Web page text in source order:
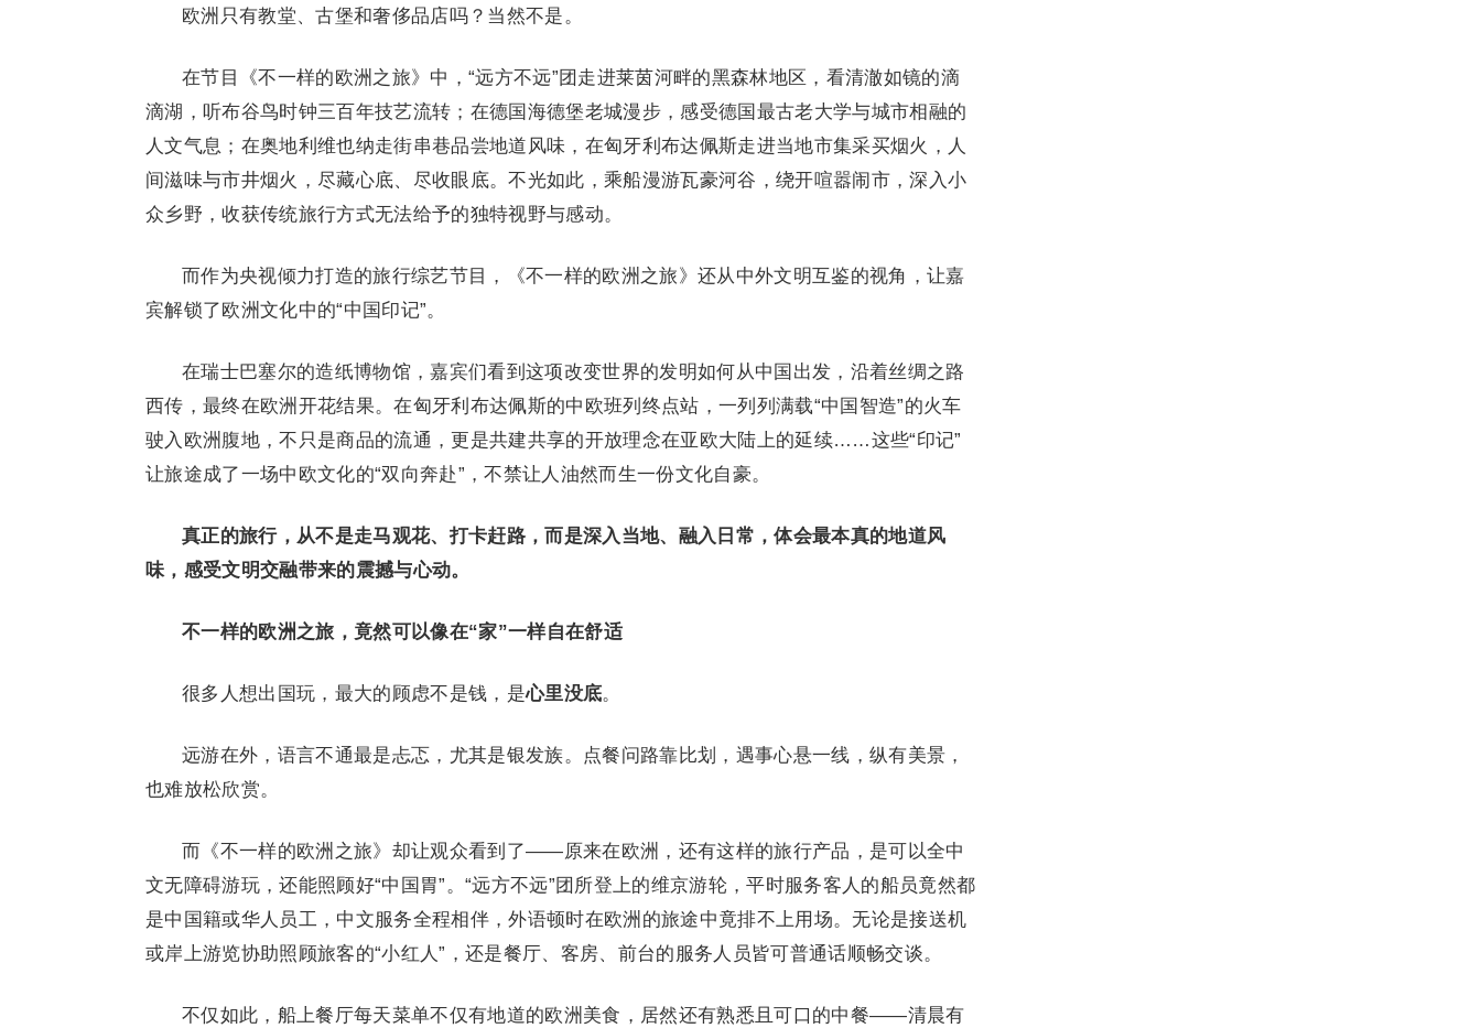
欧洲只有教堂、古堡和奢侈品店吗？当然不是。
在节目《不一样的欧洲之旅》中，“远方不远”团走进莱茵河畔的黑森林地区，看清澈如镜的滴
滴湖，听布谷鸟时钟三百年技艺流转；在德国海德堡老城漫步，感受德国最古老大学与城市相融的
人文气息；在奥地利维也纳走街串巷品尝地道风味，在匈牙利布达佩斯走进当地市集采买烟火，人
间滋味与市井烟火，尽藏心底、尽收眼底。不光如此，乘船漫游瓦豪河谷，绕开喧嚣闹市，深入小
众乡野，收获传统旅行方式无法给予的独特视野与感动。
而作为央视倾力打造的旅行综艺节目，《不一样的欧洲之旅》还从中外文明互鉴的视角，让嘉
宾解锁了欧洲文化中的“中国印记”。
在瑞士巴塞尔的造纸博物馆，嘉宾们看到这项改变世界的发明如何从中国出发，沿着丝绸之路
西传，最终在欧洲开花结果。在匈牙利布达佩斯的中欧班列终点站，一列列满载“中国智造”的火车
驶入欧洲腹地，不只是商品的流通，更是共建共享的开放理念在亚欧大陆上的延续……这些“印记”
让旅途成了一场中欧文化的“双向奔赴”，不禁让人油然而生一份文化自豪。
真正的旅行，从不是走马观花、打卡赶路，而是深入当地、融入日常，体会最本真的地道风
味，感受文明交融带来的震撼与心动。
不一样的欧洲之旅，竟然可以像在“家”一样自在舒适
很多人想出国玩，最大的顾虑不是钱，是心里没底。
远游在外，语言不通最是忐忑，尤其是银发族。点餐问路靠比划，遇事心悬一线，纵有美景，
也难放松欣赏。
而《不一样的欧洲之旅》却让观众看到了——原来在欧洲，还有这样的旅行产品，是可以全中
文无障碍游玩，还能照顾好“中国胃”。“远方不远”团所登上的维京游轮，平时服务客人的船员竟然都
是中国籍或华人员工，中文服务全程相伴，外语顿时在欧洲的旅途中竟排不上用场。无论是接送机
或岸上游览协助照顾旅客的“小红人”，还是餐厅、客房、前台的服务人员皆可普通话顺畅交谈。
不仅如此，船上餐厅每天菜单不仅有地道的欧洲美食，居然还有熟悉且可口的中餐——清晨有